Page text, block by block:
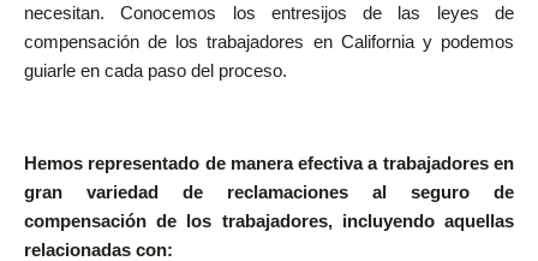
necesitan. Conocemos los entresijos de las leyes de
compensación de los trabajadores en California y podemos
guiarle en cada paso del proceso.
Hemos representado de manera efectiva a trabajadores en
gran variedad de reclamaciones al seguro de
compensación de los trabajadores, incluyendo aquellas
relacionadas con: